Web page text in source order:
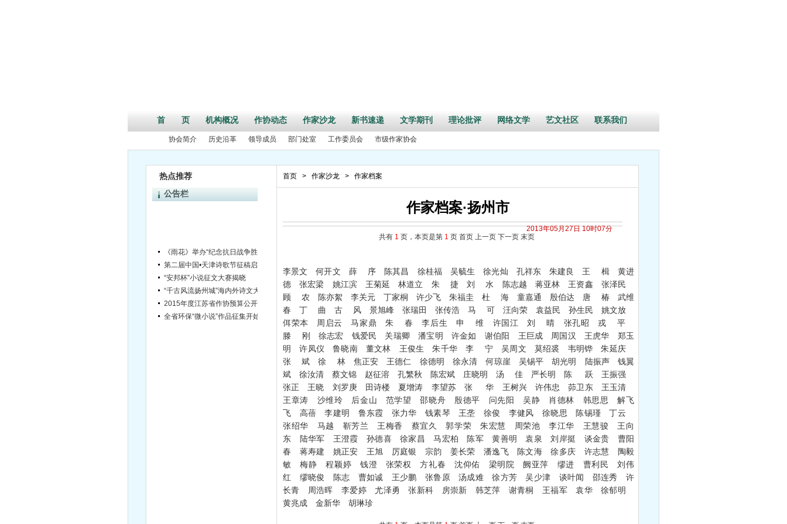
首 页 机构概况 作协动态 作家沙龙 新书速递 文学期刊 理论批评 网络文学 艺文社区 联系我们
协会简介 历史沿革 领导成员 部门处室 工作委员会 市级作家协会
热点推荐
公告栏
第二届中国•天津诗歌节征稿启事
“安邦杯”小说征文大赛揭晓
首页 > 作家沙龙 > 作家档案
作家档案·扬州市
2013年05月27日 10时07分
共有 1 页，本页是第 1 页 首页 上一页 下一页 末页
李景文 何开文 薛 序 陈其昌 徐桂福 吴毓生 徐光灿 孔祥东 朱建良 王 楫 黄进
德 张宏梁 姚江滨 王菊延 林道立 朱 捷 刘 水 陈志越 蒋亚林 王资鑫 张泽民
顾 农 陈亦絮 李关元 丁家桐 许少飞 朱福圭 杜 海 童嘉通 殷伯达 唐 椿 武维
春 丁 曲 古 风 景旭峰 张瑞田 张传浩 马 可 汪向荣 袁益民 孙生民 姚文放
佴荣本 周启云 马家鼎 朱 春 李后生 申 维 许国江 刘 晴 张孔昭 戎 平
滕 刚 徐志宏 钱爱民 关瑞卿 潘宝明 许金如 谢伯阳 王巨成 周国汉 王虎华 郑玉
明 许凤仪 鲁晓南 董文林 王俊生 朱千华 李 宁 吴周文 莫绍裘 韦明铧 朱延庆
张 斌 徐 林 焦正安 王德仁 徐德明 徐永清 何琼崖 吴锡平 胡光明 陆振声 钱翼
斌 徐汝清 蔡文锦 赵征溶 孔繁秋 陈宏斌 庄晓明 汤 佳 严长明 陈 跃 王振强
张正 王晓 刘罗庚 田诗楼 夏增涛 李望苏 张 华 王树兴 许伟忠 茆卫东 王玉清
王章涛 沙维玲 后金山 范学望 邵晓舟 殷德平 问先阳 吴静 肖德林 韩思思 解飞
飞 高蓓 李建明 鲁东霞 张力华 钱素琴 王垄 徐俊 李健风 徐晓思 陈锡瑾 丁云
张绍华 马越 靳芳兰 王梅香 蔡宜久 郭学荣 朱宏慧 周荣池 李江华 王慧骏 王向
东 陆华军 王澄霞 孙德喜 徐家昌 马宏柏 陈军 黄善明 袁泉 刘岸挺 谈金贵 曹阳
春 蒋寿建 姚正安 王旭 厉庭银 宗韵 姜长荣 潘逸飞 陈文海 徐多庆 许志慧 陶毅
敏 梅静 程颖婷 钱澄 张荣权 方礼春 沈仰佑 梁明院 阙亚萍 缪进 曹利民 刘伟
红 缪晓俊 陈志 曹如诚 王少鹏 张鲁原 汤成难 徐方芳 吴少津 谈叶闻 邵连秀 许
长青 周浩晖 李爱婷 尤泽勇 张新科 房崇新 韩芝萍 谢青桐 王福军 袁华 徐郁明
黄兆成 金新华 胡琳珍